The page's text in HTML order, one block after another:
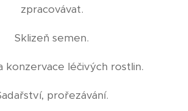
zpracovávat.
Sklizeň semen.
konzervace léčivých rostlin.
prořezávání.